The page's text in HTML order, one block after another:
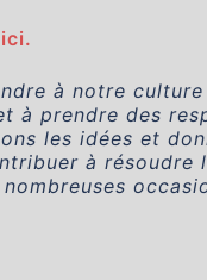
ici.
à notre culture
à prendre des
les idées et
à résoudre